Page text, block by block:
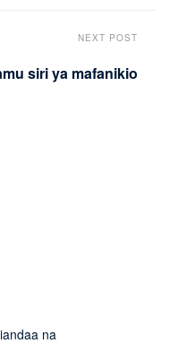
NEXT POST
siri ya mafanikio
na